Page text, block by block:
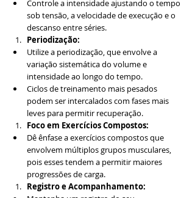
Controle a intensidade ajustando o tempo
sob tensão, a velocidade de execução e o
descanso entre séries.
Periodização:
Utilize a periodização, que envolve a
variação sistemática do volume e
intensidade ao longo do tempo.
Ciclos de treinamento mais pesados
podem ser intercalados com fases mais
leves para permitir recuperação.
Foco em Exercícios Compostos:
Dê ênfase a exercícios compostos que
envolvem múltiplos grupos musculares,
pois esses tendem a permitir maiores
progressões de carga.
Registro e Acompanhamento: